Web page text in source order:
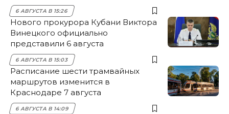
6 АВГУСТА В 15:26
Нового прокурора Кубани Виктора
Винецкого официально
представили 6 августа
6 АВГУСТА В 15:03
Расписание шести трамвайных
маршрутов изменится в
Краснодаре 7 августа
6 АВГУСТА В 14:09